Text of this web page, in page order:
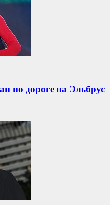
по дороге на Эльбрус